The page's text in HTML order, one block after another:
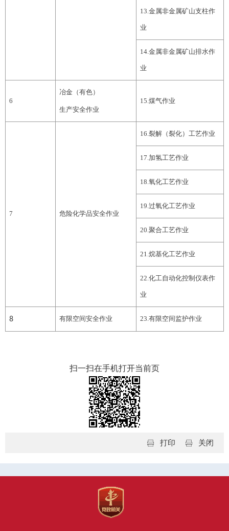
13.金属非金属矿山支柱作
业
14.金属非金属矿山排水作
业
6
冶金（有色）
生产安全作业
15.煤气作业
7 危险化学品安全作业
16.裂解（裂化）工艺作业
17.加氢工艺作业
18.氧化工艺作业
19.过氧化工艺作业
20.聚合工艺作业
21.烷基化工艺作业
22.化工自动化控制仪表作
业
8 有限空间安全作业 23.有限空间监护作业
扫一扫在手机打开当前页
关闭
打印